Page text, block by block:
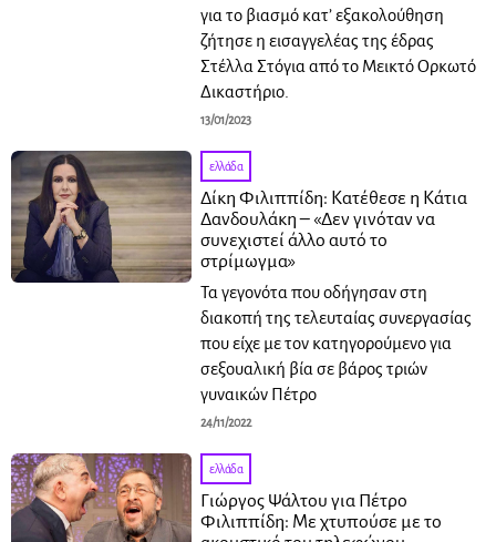
για το βιασμό κατ’ εξακολούθηση
ζήτησε η εισαγγελέας της έδρας
Στέλλα Στόγια από το Μεικτό Ορκωτό
Δικαστήριο.
13/01/2023
ελλάδα
Δίκη Φιλιππίδη: Κατέθεσε η Κάτια
Δανδουλάκη – «Δεν γινόταν να
συνεχιστεί άλλο αυτό το
στρίμωγμα»
Τα γεγονότα που οδήγησαν στη
διακοπή της τελευταίας συνεργασίας
που είχε με τον κατηγορούμενο για
σεξουαλική βία σε βάρος τριών
γυναικών Πέτρο
24/11/2022
ελλάδα
Γιώργος Ψάλτου για Πέτρο
Φιλιππίδη: Με χτυπούσε με το